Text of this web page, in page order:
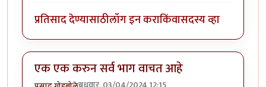
प्रतिसाद देण्यासाठीलॉग इन कराकिंवासदस्य व्हा
एक एक करुन सर्व भाग वाचत आहे